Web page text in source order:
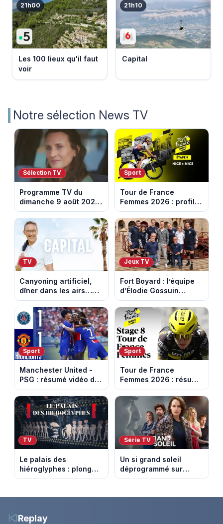
21h00
Les 100 lieux qu'il faut
voir
21h10
Capital
Notre sélection News TV
Sélection TV
Programme TV du
dimanche 9 août 2026
: notre sélection pour
votre soirée télé
Sport
Tour de France
Femmes 2026 : profil
et horaires de la
dernière étape à Nice
TV
Canyoning artificiel,
dîner dans les airs…
les loisirs les plus fous
passés au crible dans
Capital
Jeux TV
Fort Boyard : l’équipe
d’Élodie Gossuin
termine avec une belle
somme pour l'Unicef et
le Refuge
Sport
Manchester United -
PSG : résumé vidéo du
match amical du 8 août
2026
Sport
Tour de France
Femmes 2026 : résumé
vidéo de la 9e étape
entre Sisteron et Nice
TV
Le palais des
hiéroglyphes : plongez
dans la tombe
les archéologues
Série TV
Un si grand soleil
déprogrammé sur
France 3 : cinq
diffusés le 13 août
Replay